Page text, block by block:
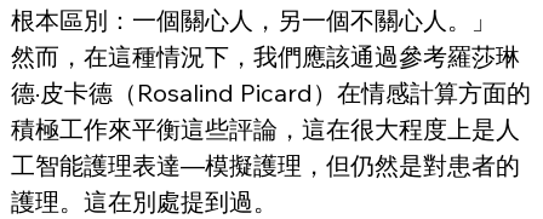
根本區別：一個關心人，另一個不關心人。」
然而，在這種情況下，我們應該通過參考羅莎琳
德·皮卡德（Rosalind Picard）在情感計算方面的
積極工作來平衡這些評論，這在很大程度上是人
工智能護理表達—模擬護理，但仍然是對患者的
護理。這在別處提到過。